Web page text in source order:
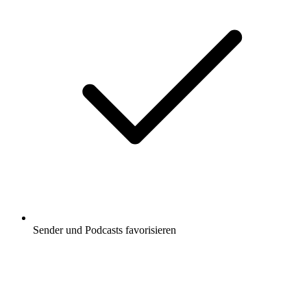
Sender und Podcasts favorisieren